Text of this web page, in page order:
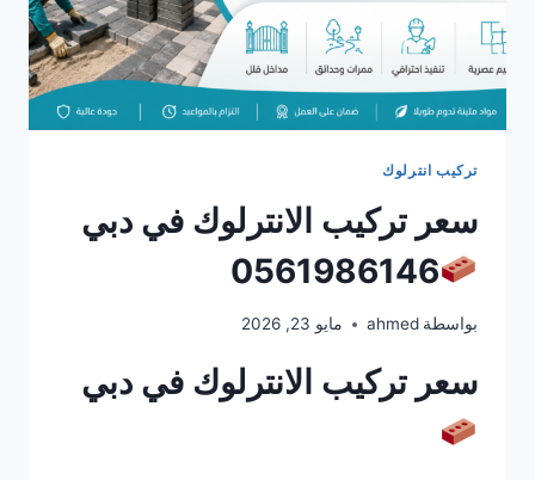
تركيب انترلوك
سعر تركيب الانترلوك في دبي
0561986146
بواسطة ahmed مايو 23, 2026
سعر تركيب الانترلوك في دبي